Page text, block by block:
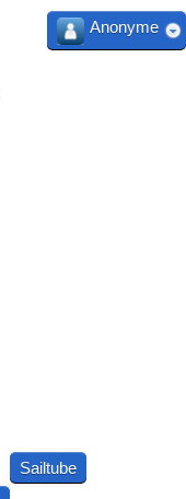
Sailtube
Anonyme